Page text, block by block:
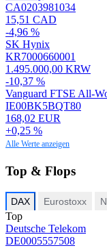
CA0203981034
15,51 CAD
-4,96 %
SK Hynix
KR7000660001
1.495.000,00 KRW
-10,37 %
Vanguard FTSE All-
IE00BK5BQT80
168,02 EUR
+0,25 %
Alle Werte anzeigen
Top & Flops
DAX Eurostoxx
Top
Deutsche Telekom
DE0005557508